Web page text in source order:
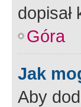
dopisał
Góra
Jak
Aby